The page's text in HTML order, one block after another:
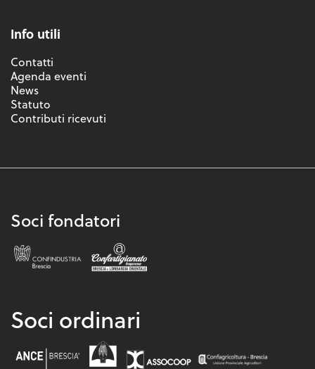
Info utili
Contatti
Agenda eventi
News
Statuto
Contributi ricevuti
Soci fondatori
Soci ordinari